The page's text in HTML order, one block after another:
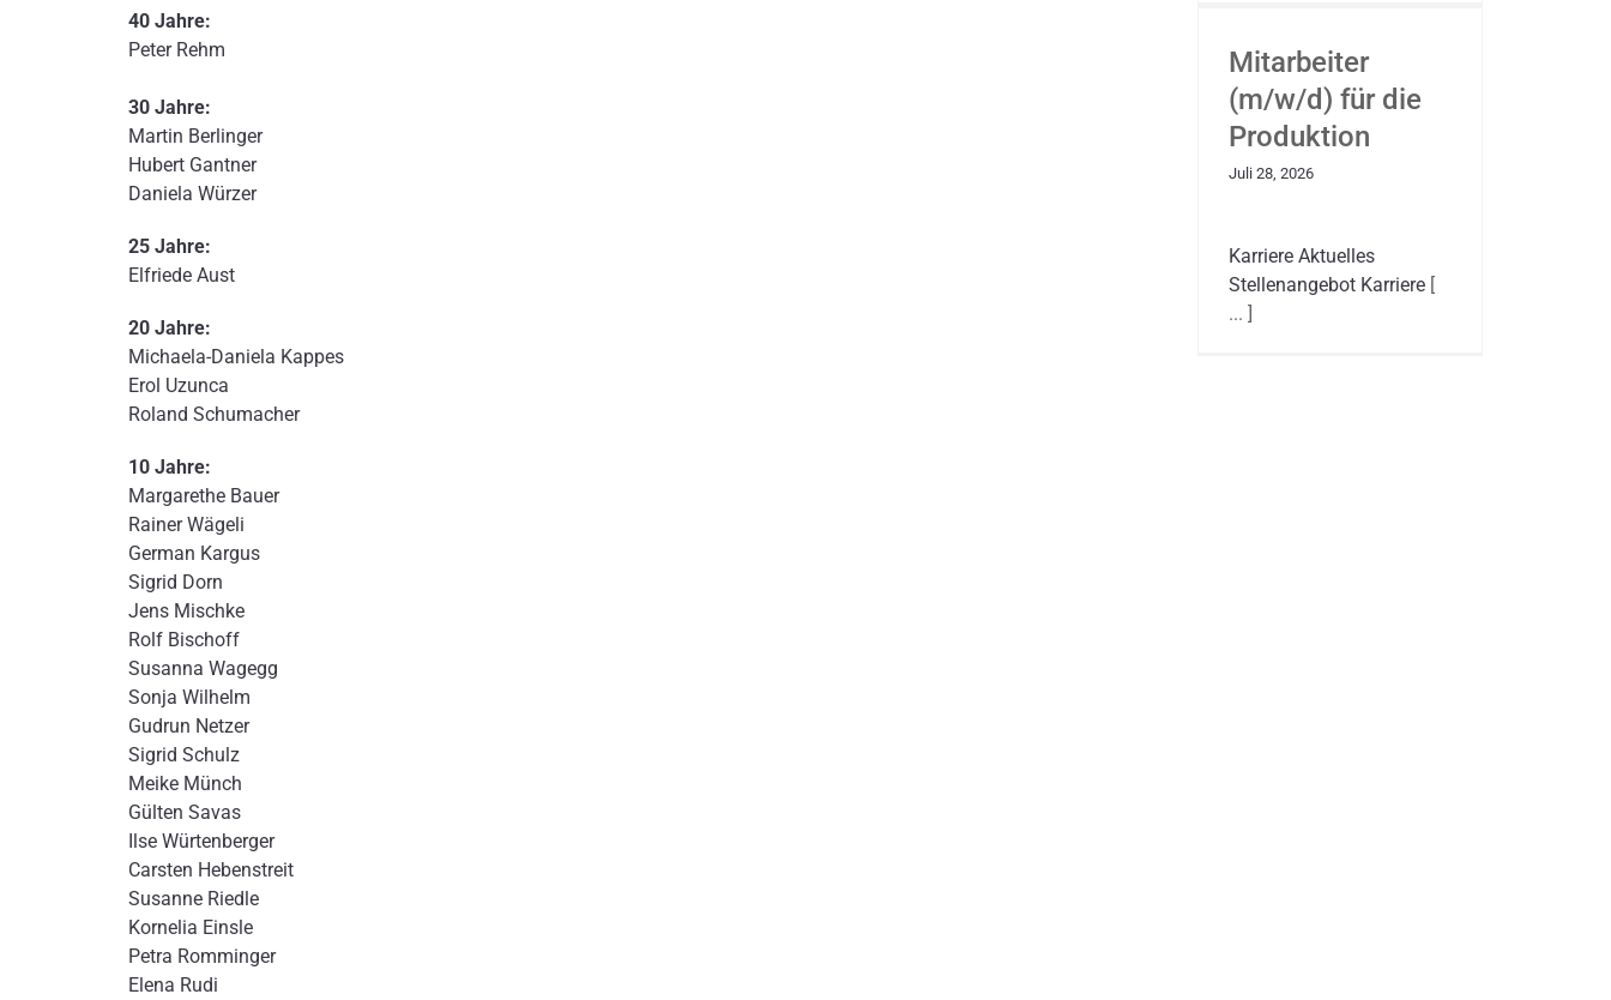
40 Jahre:
Peter Rehm
30 Jahre:
Martin Berlinger
Hubert Gantner
Daniela Würzer
25 Jahre:
Elfriede Aust
20 Jahre:
Michaela-Daniela Kappes
Erol Uzunca
Roland Schumacher
10 Jahre:
Margarethe Bauer
Rainer Wägeli
German Kargus
Sigrid Dorn
Jens Mischke
Rolf Bischoff
Susanna Wagegg
Sonja Wilhelm
Gudrun Netzer
Sigrid Schulz
Meike Münch
Gülten Savas
Ilse Würtenberger
Carsten Hebenstreit
Susanne Riedle
Kornelia Einsle
Petra Romminger
Elena Rudi
Mitarbeiter
(m/w/d) für die
Produktion
Juli 28, 2026
Karriere Aktuelles
Stellenangebot Karriere [
... ]